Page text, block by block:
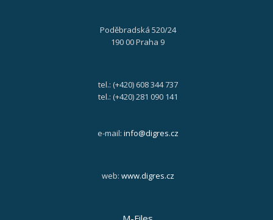
Poděbradská 520/24
190 00 Praha 9
tel.: (+420) 608 344 737
tel.: (+420) 281 090 141
e-mail: info@digres.cz
web: www.digres.cz